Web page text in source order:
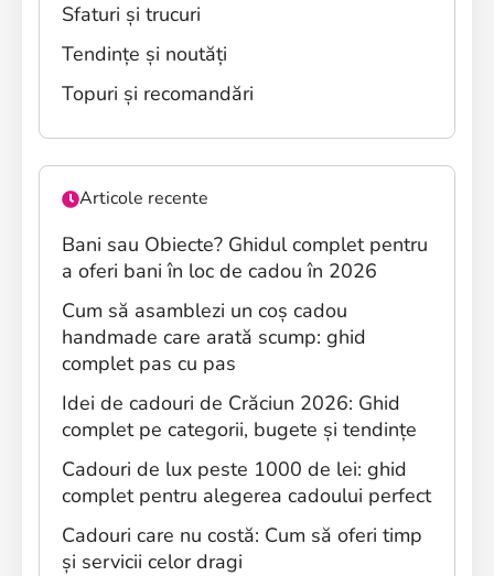
Sfaturi și trucuri
Tendințe și noutăți
Topuri și recomandări
Articole recente
Bani sau Obiecte? Ghidul complet pentru
a oferi bani în loc de cadou în 2026
Cum să asamblezi un coș cadou
handmade care arată scump: ghid
complet pas cu pas
Idei de cadouri de Crăciun 2026: Ghid
complet pe categorii, bugete și tendințe
Cadouri de lux peste 1000 de lei: ghid
complet pentru alegerea cadoului perfect
Cadouri care nu costă: Cum să oferi timp
și servicii celor dragi